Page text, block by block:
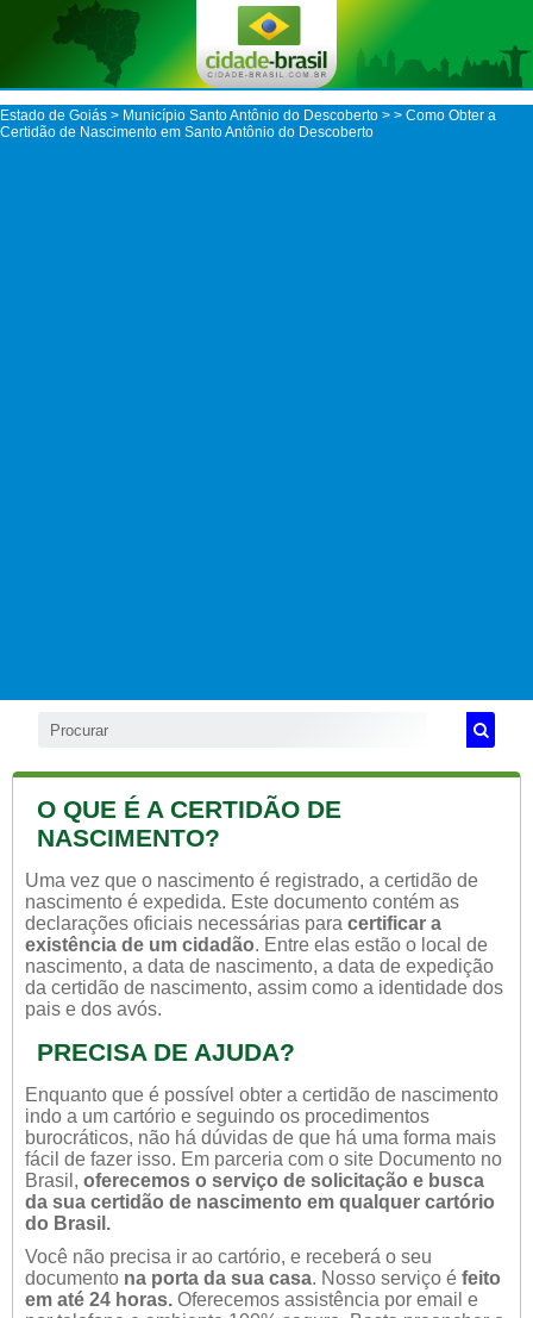
Estado de Goiás > Município Santo Antônio do Descoberto > > Como Obter a
Certidão de Nascimento em Santo Antônio do Descoberto
O QUE É A CERTIDÃO DE
NASCIMENTO?
Uma vez que o nascimento é registrado, a certidão de
nascimento é expedida. Este documento contém as
declarações oficiais necessárias para certificar a
existência de um cidadão. Entre elas estão o local de
nascimento, a data de nascimento, a data de expedição
da certidão de nascimento, assim como a identidade dos
pais e dos avós.
PRECISA DE AJUDA?
Enquanto que é possível obter a certidão de nascimento
indo a um cartório e seguindo os procedimentos
burocráticos, não há dúvidas de que há uma forma mais
fácil de fazer isso. Em parceria com o site Documento no
Brasil, oferecemos o serviço de solicitação e busca
da sua certidão de nascimento em qualquer cartório
do Brasil.
Você não precisa ir ao cartório, e receberá o seu
documento na porta da sua casa. Nosso serviço é feito
em até 24 horas. Oferecemos assistência por email e